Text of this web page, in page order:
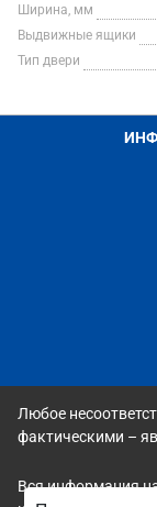
Ширина, мм
Выдвижные ящики
Тип двери
Любое
фактическими –
Вся информация